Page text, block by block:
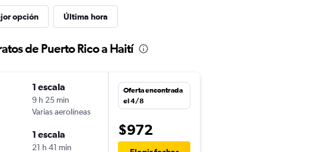
opción Última hora
de Puerto Rico a Haití
1 escala
9 h 25 min
Varias aerolíneas
1 escala
21 h 41 min
Oferta encontrada
el 4/8
$972